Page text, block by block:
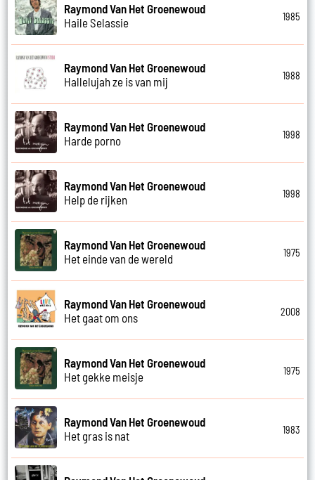
Raymond Van Het Groenewoud
Haile Selassie
1985
Raymond Van Het Groenewoud
Hallelujah ze is van mij
1988
Raymond Van Het Groenewoud
Harde porno
1998
Raymond Van Het Groenewoud
Help de rijken
1998
Raymond Van Het Groenewoud
Het einde van de wereld
1975
Raymond Van Het Groenewoud
Het gaat om ons
2008
Raymond Van Het Groenewoud
Het gekke meisje
1975
Raymond Van Het Groenewoud
Het gras is nat
1983